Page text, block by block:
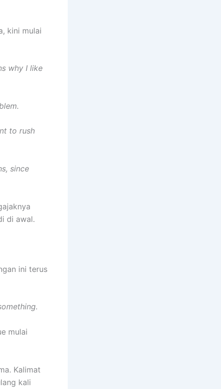
kini mulai
why I like
to rush
since
di awal.
ini terus
mulai
Kalimat
kali